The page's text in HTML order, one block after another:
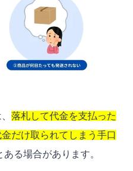
落札して代金を支払った
だけ取られてしまう手口
る場合があります。